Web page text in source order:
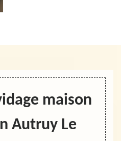
maison
Autruy Le